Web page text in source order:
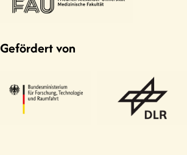
Gefördert von